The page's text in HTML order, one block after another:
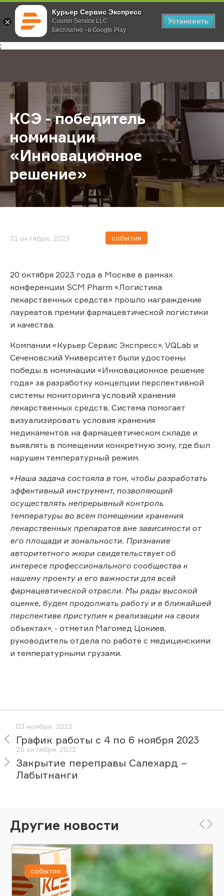
Курьер Сервис Экспресс
Courier Service LLC
Бесплатно - в Google Play
Установить
;
Главная О компании Новости КСЭ - победитель номинации
КСЭ - победитель
номинации
«Инновационное
решение»
31 октября, 2023 события
20 октября 2023 года в Москве в рамках
конференции SCM Pharm «Логистика
лекарственных средств» прошло награждение
лауреатов премии фармацевтической логистики
и качества.
Компании «Курьер Сервис Экспресс», VQLab и
Сеченовский Университет были удостоены
победы в номинации «Инновационное решение
года» за разработку концепции перспективной
системы мониторинга условий хранения
лекарственных средств. Система помогает
визуализировать условия хранения
медикаментов на фармацевтическом складе и
выявлять в помещении конкретную зону, где был
нарушен температурный режим.
«Наша задача состояла в том, чтобы разработать
эффективный инструмент, позволяющий
осуществлять непрерывный контроль
температуры во всем помещении хранения
лекарственных препаратов вне зависимости от
его площади и зональности. Признание
авторитетного жюри свидетельствует об
интересе профессионального сообщества к
нашему проекту и его важности для всей
фармацевтической отрасли. Мы рады высокой
оценке, будем продолжать работу и в ближайшей
перспективе приступим к реализации на своих
объектах», - отметил Магомед Цокиев,
руководитель отдела по работе с медицинскими
и температурными грузами.
03 ноября, 2023
График работы с 4 по 6 ноября 2023
25 октября, 2023
Закрытие переправы Салехард –
Лабытнанги
Другие новости
события